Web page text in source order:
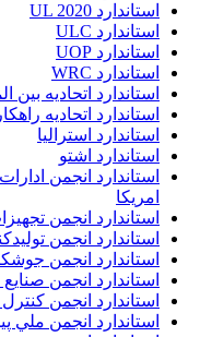
استاندارد UL 2020
استاندارد ULC
استاندارد UOP
استاندارد WRC
استاندارد اتحاديه بين
استاندارد اتحادیه
استاندارد استرالیا
استاندارد اشتو
استاندارد انجمن
امريکا
استاندارد انجمن
استاندارد انجمن
استاندارد انجمن
استاندارد انجمن
استاندارد انجمن
استاندارد انجمن ملي